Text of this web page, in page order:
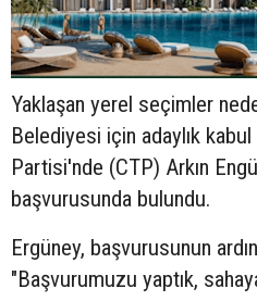
Yaklaşan yerel seçimler
Belediyesi için adaylık
Partisi'nde (CTP) Arkın
başvurusunda bulundu.
Ergüney, başvurusunun
"Başvurumuzu yaptık,